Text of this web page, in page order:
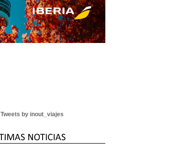
Tweets by inout_viajes